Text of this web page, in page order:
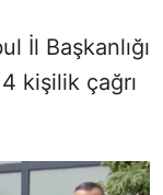
İl Başkanlığı
kişilik çağrı